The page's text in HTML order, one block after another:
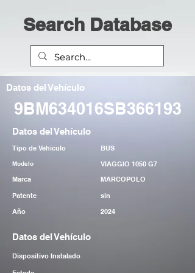
Search Database
Datos del Vehículo
9BM634016SB366193
Datos del Vehículo
Tipo de Vehiculo BUS
Modelo
VIAGGIO 1050 G7
Marca
MARCOPOLO
Patente
sin
Año
2024
Datos del Vehículo
Dispositivo Instalado